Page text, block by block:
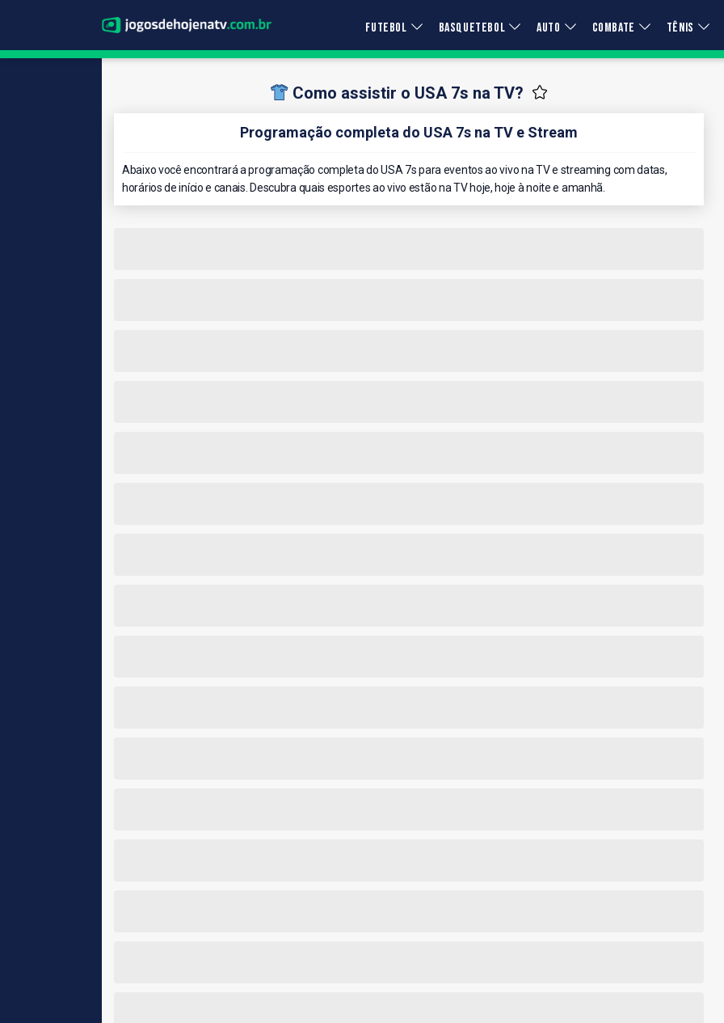
FUTEBOL BASQUETEBOL AUTO COMBATE TÊNIS
Como assistir o USA 7s na TV?
Programação completa do USA 7s na TV e Stream
Abaixo você encontrará a programação completa do USA 7s para eventos ao vivo na TV e streaming com datas,
horários de início e canais. Descubra quais esportes ao vivo estão na TV hoje, hoje à noite e amanhã.